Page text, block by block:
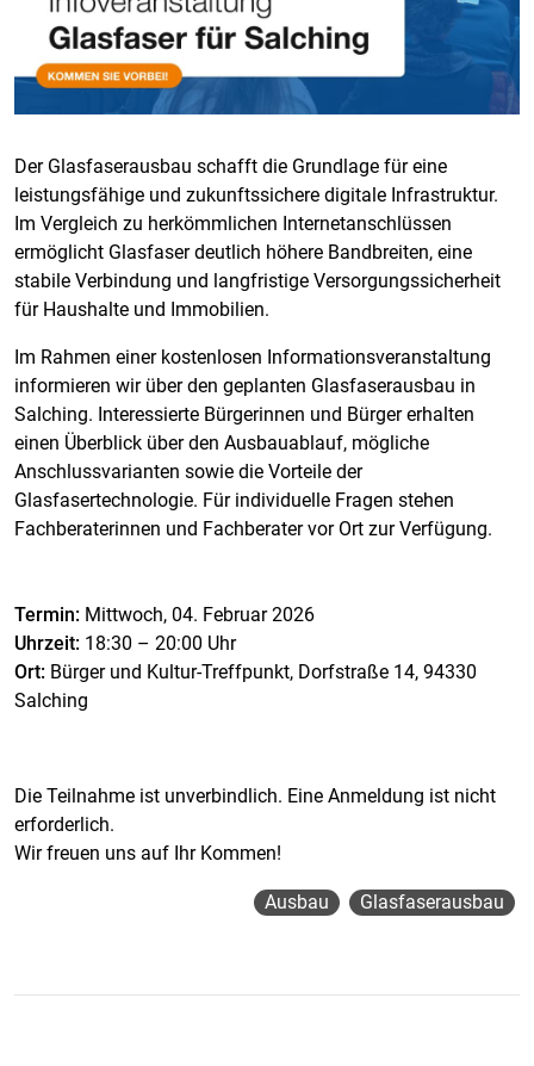
Der Glasfaserausbau schafft die Grundlage für eine
leistungsfähige und zukunftssichere digitale Infrastruktur.
Im Vergleich zu herkömmlichen Internetanschlüssen
ermöglicht Glasfaser deutlich höhere Bandbreiten, eine
stabile Verbindung und langfristige Versorgungssicherheit
für Haushalte und Immobilien.
Im Rahmen einer kostenlosen Informationsveranstaltung
informieren wir über den geplanten Glasfaserausbau in
Salching. Interessierte Bürgerinnen und Bürger erhalten
einen Überblick über den Ausbauablauf, mögliche
Anschlussvarianten sowie die Vorteile der
Glasfasertechnologie. Für individuelle Fragen stehen
Fachberaterinnen und Fachberater vor Ort zur Verfügung.
Termin: Mittwoch, 04. Februar 2026
Uhrzeit: 18:30 – 20:00 Uhr
Ort: Bürger und Kultur-Treffpunkt, Dorfstraße 14, 94330
Salching
Die Teilnahme ist unverbindlich. Eine Anmeldung ist nicht
erforderlich.
Wir freuen uns auf Ihr Kommen!
Ausbau Glasfaserausbau